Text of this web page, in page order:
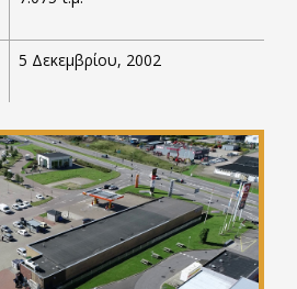
5 Δεκεμβρίου, 2002